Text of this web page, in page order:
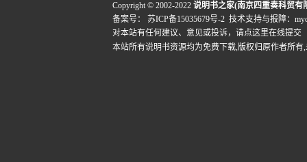
Copyright © 2002-2022 说明书之家(南京四重奏科贸有
备案号：
苏ICP备15035679号-2 技术支持与报障：
对本站有任何建议、意见或投诉， 请点这里在线提交
本站所有说明书资源均为免费下载,版权归原作者所